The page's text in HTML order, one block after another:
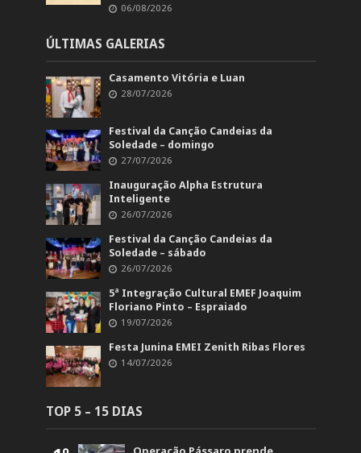
06/08/2026
ÚLTIMAS GALERIAS
Casamento Vitória e Luan
28/07/2026
Festival da Canção Candeias da
Soledade – domingo
27/07/2026
Inauguração Alpha Estrutura
Inteligente
26/07/2026
Festival da Canção Candeias da
Soledade – sábado
26/07/2026
5ª Integração Cultural EMEF Joaquim
Floriano Pinto – Espraiado
19/07/2026
Festa Junina EMEI Zenith Ribas Flores
14/07/2026
TOP 5 – 15 DIAS